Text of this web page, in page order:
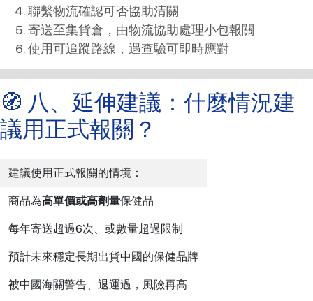
聯繫物流確認可否協助清關
寄送至集貨倉，由物流協助處理小包報關
使用可追蹤路線，遇查驗可即時應對
🧭 八、延伸建議：什麼情況建
議用正式報關？
建議使用正式報關的情境：
商品為高單價或高劑量保健品
每年寄送超過6次、或數量超過限制
預計未來穩定長期出貨中國的保健品牌
被中國海關警告、退運過，風險再高